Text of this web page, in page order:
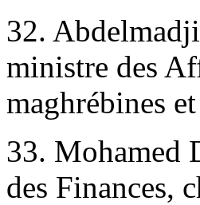
32.
ministre des
maghrébines
33. Mohamed
des Finances,